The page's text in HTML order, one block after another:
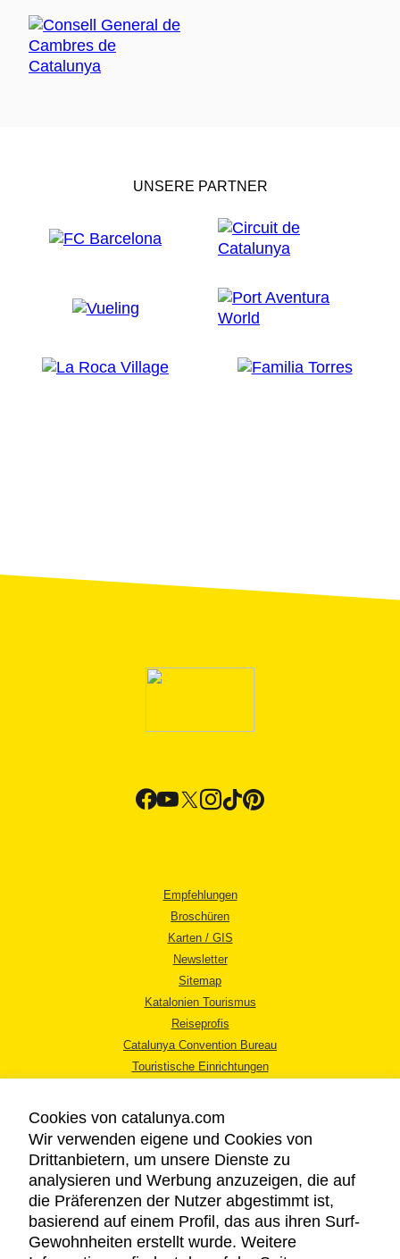
UNSERE PARTNER
Empfehlungen
Broschüren
Karten / GIS
Newsletter
Sitemap
Katalonien Tourismus
Reiseprofis
Catalunya Convention Bureau
Touristische Einrichtungen
RECHTLICHER HINWEIS
DATENSCHUTZICHTLINIE
Cookies von catalunya.com
Wir verwenden eigene und Cookies von
Drittanbietern, um unsere Dienste zu
analysieren und Werbung anzuzeigen, die auf
die Präferenzen der Nutzer abgestimmt ist,
basierend auf einem Profil, das aus ihren Surf-
Gewohnheiten erstellt wurde. Weitere